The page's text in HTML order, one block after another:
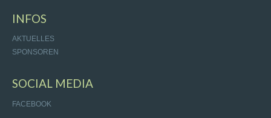
INFOS
AKTUELLES
SPONSOREN
SOCIAL MEDIA
FACEBOOK